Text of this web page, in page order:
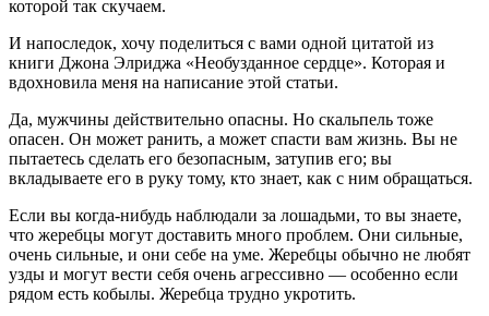
которой так скучаем.
И напоследок, хочу поделиться с вами одной цитатой из
книги Джона Элриджа «Необузданное сердце». Которая и
вдохновила меня на написание этой статьи.
Да, мужчины действительно опасны. Но скальпель тоже
опасен. Он может ранить, а может спасти вам жизнь. Вы не
пытаетесь сделать его безопасным, затупив его; вы
вкладываете его в руку тому, кто знает, как с ним обращаться.
Если вы когда-нибудь наблюдали за лошадьми, то вы знаете,
что жеребцы могут доставить много проблем. Они сильные,
очень сильные, и они себе на уме. Жеребцы обычно не любят
узды и могут вести себя очень агрессивно — особенно если
рядом есть кобылы. Жеребца трудно укротить.